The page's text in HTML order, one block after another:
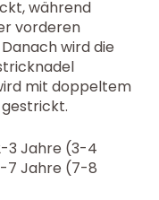
während
vorderen
wird die
mit doppeltem
3 Jahre (3-4
7 Jahre (7-8